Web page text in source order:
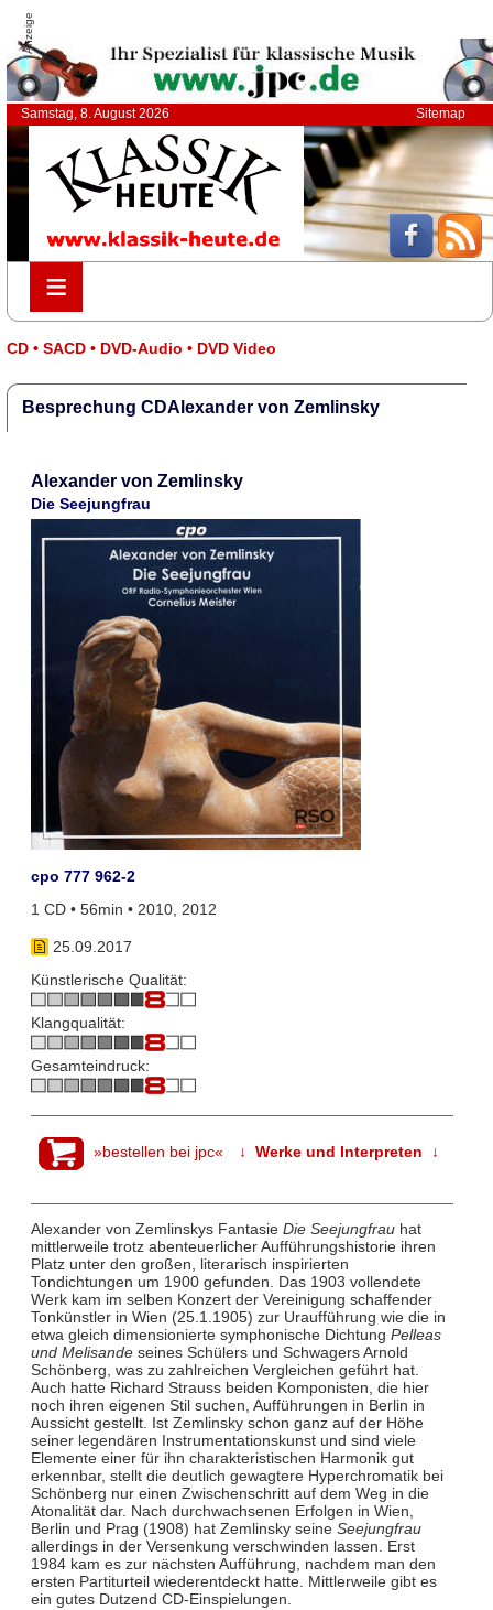
Anzeige
Samstag, 8. August 2026 Sitemap
≡
≡
CD • SACD • DVD-Audio • DVD Video
Besprechung CDAlexander von Zemlinsky
Alexander von Zemlinsky
Die Seejungfrau
cpo 777 962-2
1 CD • 56min • 2010, 2012
25.09.2017
Künstlerische Qualität:
Klangqualität:
Gesamteindruck:
»bestellen bei jpc« ↓ Werke und Interpreten ↓
Alexander von Zemlinskys Fantasie Die Seejungfrau hat
mittlerweile trotz abenteuerlicher Aufführungshistorie ihren
Platz unter den großen, literarisch inspirierten
Tondichtungen um 1900 gefunden. Das 1903 vollendete
Werk kam im selben Konzert der Vereinigung schaffender
Tonkünstler in Wien (25.1.1905) zur Uraufführung wie die in
etwa gleich dimensionierte symphonische Dichtung Pelleas
und Melisande seines Schülers und Schwagers Arnold
Schönberg, was zu zahlreichen Vergleichen geführt hat.
Auch hatte Richard Strauss beiden Komponisten, die hier
noch ihren eigenen Stil suchen, Aufführungen in Berlin in
Aussicht gestellt. Ist Zemlinsky schon ganz auf der Höhe
seiner legendären Instrumentationskunst und sind viele
Elemente einer für ihn charakteristischen Harmonik gut
erkennbar, stellt die deutlich gewagtere Hyperchromatik bei
Schönberg nur einen Zwischenschritt auf dem Weg in die
Atonalität dar. Nach durchwachsenen Erfolgen in Wien,
Berlin und Prag (1908) hat Zemlinsky seineSeejungfrau
allerdings in der Versenkung verschwinden lassen. Erst
1984 kam es zur nächsten Aufführung, nachdem man den
ersten Partiturteil wiederentdeckt hatte. Mittlerweile gibt es
ein gutes Dutzend CD-Einspielungen.